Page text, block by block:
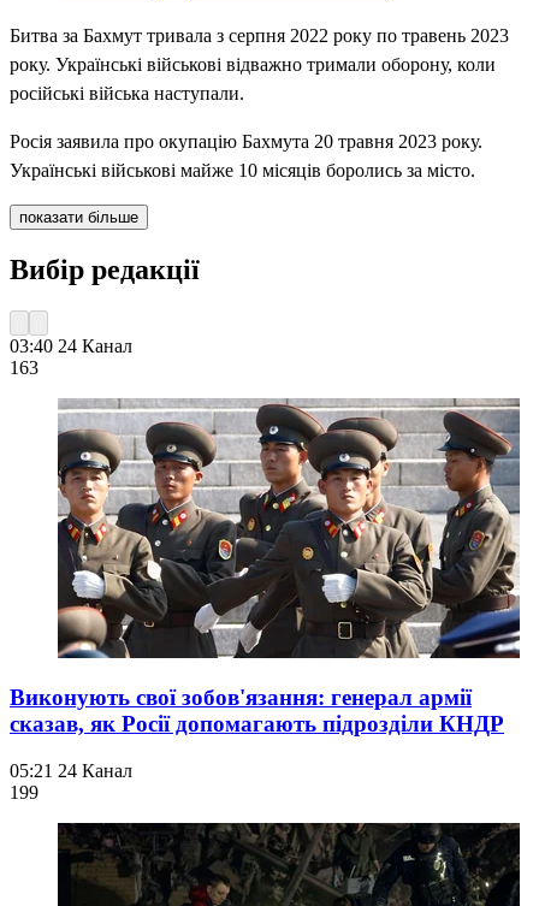
Битва за Бахмут тривала з серпня 2022 року по травень 2023
року. Українські військові відважно тримали оборону, коли
російські війська наступали.
Росія заявила про окупацію Бахмута 20 травня 2023 року.
Українські військові майже 10 місяців боролись за місто.
показати більше
Вибір редакції
03:40 24 Канал
163
Виконують свої зобов'язання: генерал армії
сказав, як Росії допомагають підрозділи КНДР
05:21 24 Канал
199